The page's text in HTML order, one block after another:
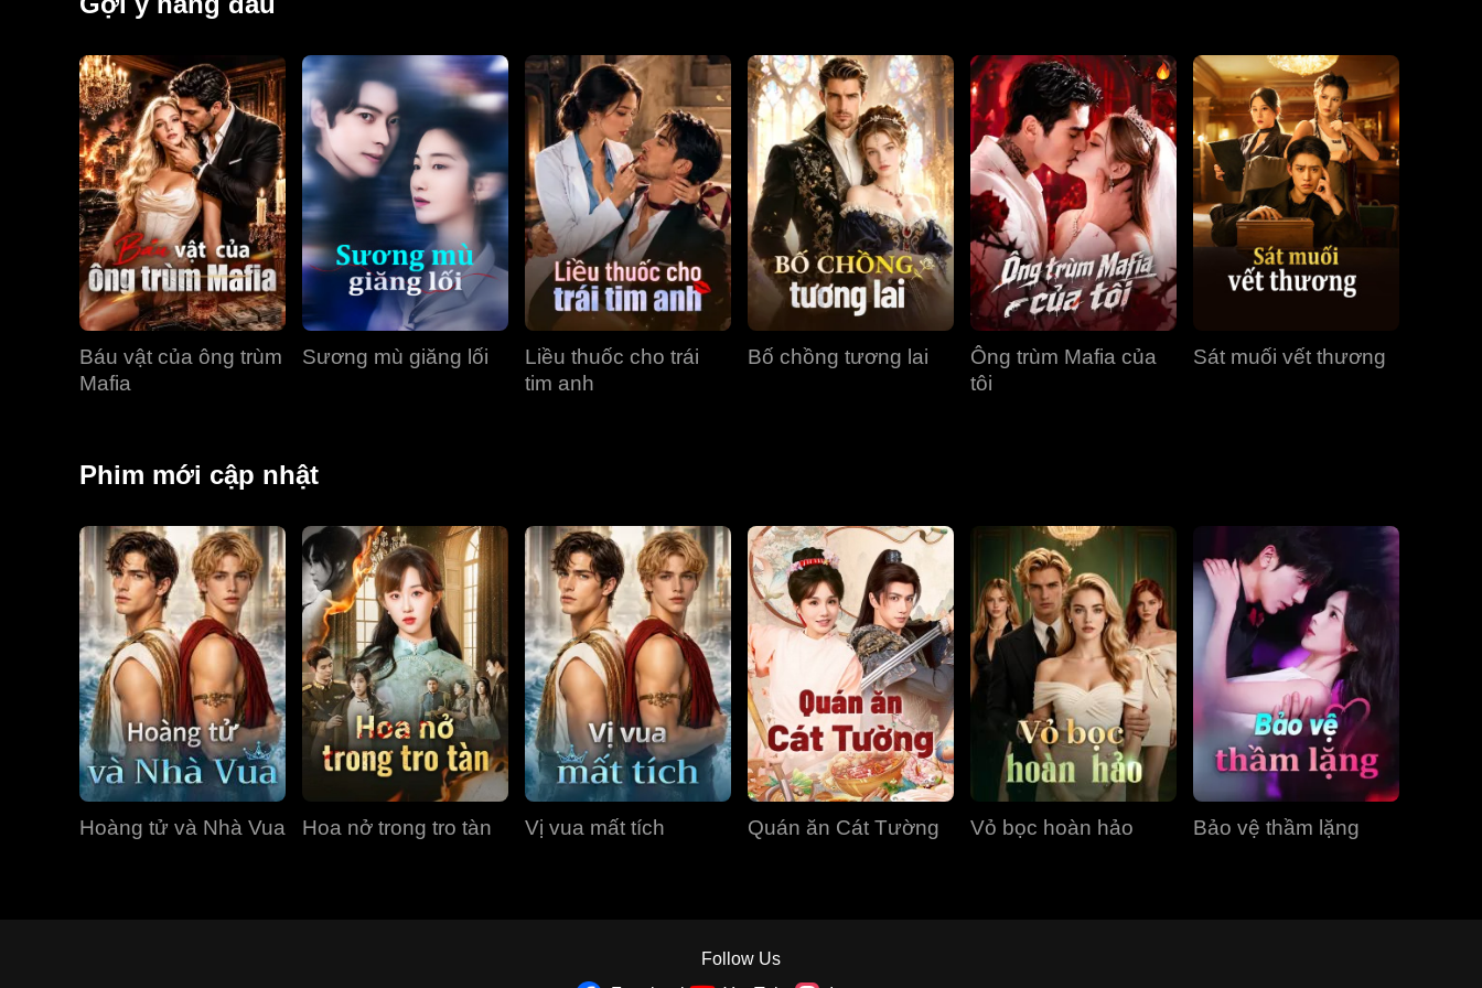
Tập 34 Tập 35 Tập 36
Tập 37
Tập 40
Báu vật của ông trùm
Mafia
Sương mù giăng lối
Liều thuốc cho trái
tim anh
Bố chồng tương lai
Ông trùm Mafia của
tôi
Sát muối vết thương
Phim mới cập nhật
Hoàng tử và Nhà Vua Hoa nở trong tro tàn Vị vua mất tích Quán ăn Cát Tường Vỏ bọc hoàn hảo Bảo vệ thầm lặng
Follow Us